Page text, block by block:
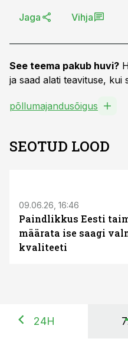
Jaga Vihja
See teema pakub huvi?
ja saad alati teavituse, kui
põllumajandusõigus
SEOTUD LOOD
09.06.26, 16:46
Paindlikkus Eesti
määrata ise saagi
kvaliteeti
24H